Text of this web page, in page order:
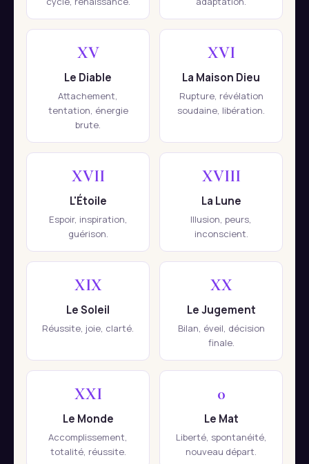
XV
Le Diable
Attachement,
tentation, énergie
brute.
XVI
La Maison Dieu
Rupture, révélation
soudaine, libération.
XVII
L'Étoile
Espoir, inspiration,
guérison.
XVIII
La Lune
Illusion, peurs,
inconscient.
XIX
Le Soleil
Réussite, joie, clarté.
XX
Le Jugement
Bilan, éveil, décision
finale.
XXI
Le Monde
Accomplissement,
totalité, réussite.
0
Le Mat
Liberté, spontanéité,
nouveau départ.